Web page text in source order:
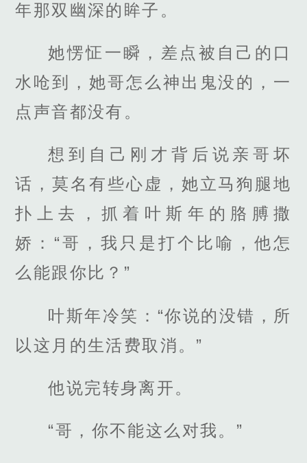
年那双幽深的眸子。
她愣怔一瞬，差点被自己的口
水呛到，她哥怎么神出鬼没的，一
点声音都没有。
想到自己刚才背后说亲哥坏
话，莫名有些心虚，她立马狗腿地
扑上去，抓着叶斯年的胳膊撒
娇：“哥，我只是打个比喻，他怎
么能跟你比？”
叶斯年冷笑：“你说的没错，所
以这月的生活费取消。”
他说完转身离开。
“哥，你不能这么对我。”